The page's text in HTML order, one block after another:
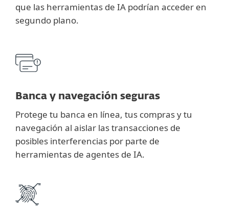
que las herramientas de IA podrían acceder en
segundo plano.
Banca y navegación seguras
Protege tu banca en línea, tus compras y tu
navegación al aislar las transacciones de
posibles interferencias por parte de
herramientas de agentes de IA.